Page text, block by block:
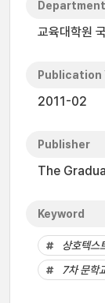
Department
교육대학원
Publication
2011-02
Publisher
The
Keyword
상호텍스
7차 문학